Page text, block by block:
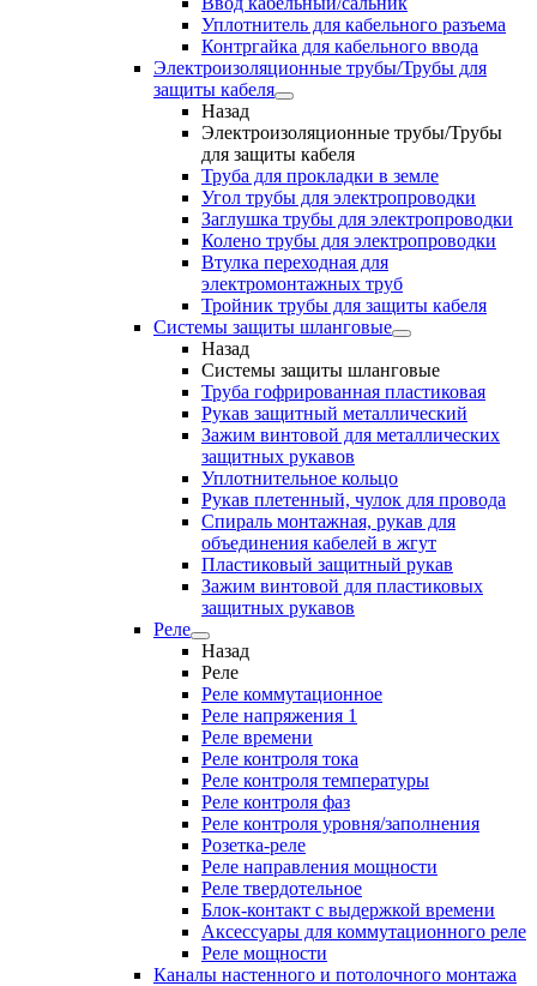
Уплотнитель для кабельного разъема
Контргайка для кабельного ввода
Электроизоляционные трубы/Трубы для
защиты кабеля
Назад
Электроизоляционные трубы/Трубы
для защиты кабеля
Труба для прокладки в земле
Угол трубы для электропроводки
Заглушка трубы для электропроводки
Колено трубы для электропроводки
Втулка переходная для
электромонтажных труб
Тройник трубы для защиты кабеля
Системы защиты шланговые
Назад
Системы защиты шланговые
Труба гофрированная пластиковая
Рукав защитный металлический
Зажим винтовой для металлических
защитных рукавов
Уплотнительное кольцо
Рукав плетенный, чулок для провода
Спираль монтажная, рукав для
объединения кабелей в жгут
Пластиковый защитный рукав
Зажим винтовой для пластиковых
защитных рукавов
Реле
Назад
Реле
Реле коммутационное
Реле напряжения 1
Реле времени
Реле контроля тока
Реле контроля температуры
Реле контроля фаз
Реле контроля уровня/заполнения
Розетка-реле
Реле направления мощности
Реле твердотельное
Блок-контакт с выдержкой времени
Аксессуары для коммутационного реле
Реле мощности
Каналы настенного и потолочного монтажа